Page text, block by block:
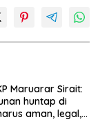
Maruarar Sirait:
huntap di
aman, legal,